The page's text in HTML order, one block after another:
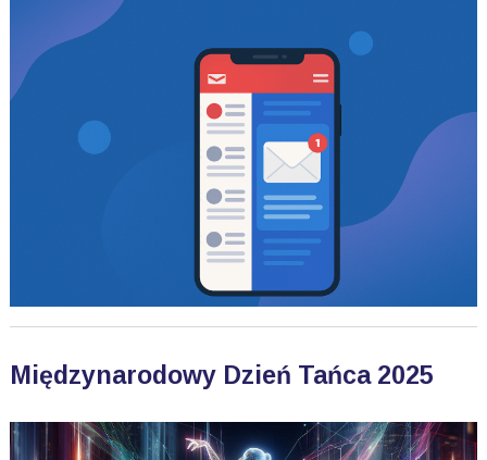
Międzynarodowy Dzień Tańca 2025